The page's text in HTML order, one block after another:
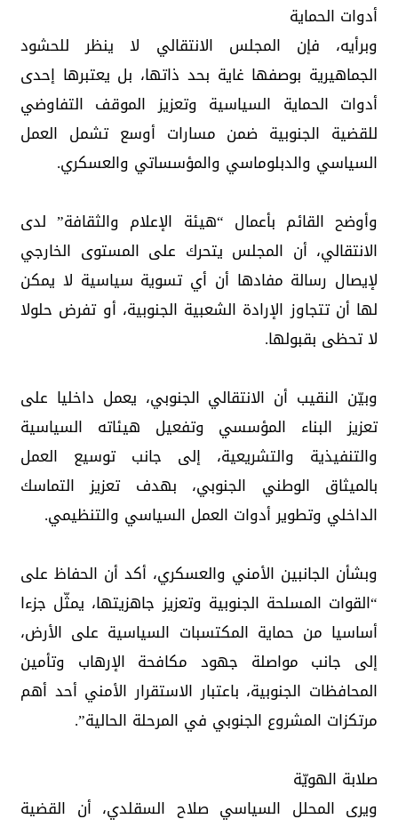
أدوات الحماية
وبرأيه، فإن المجلس الانتقالي لا ينظر للحشود
الجماهيرية بوصفها غاية بحد ذاتها، بل يعتبرها إحدى
أدوات الحماية السياسية وتعزيز الموقف التفاوضي
للقضية الجنوبية ضمن مسارات أوسع تشمل العمل
السياسي والدبلوماسي والمؤسساتي والعسكري.
وأوضح القائم بأعمال “هيئة الإعلام والثقافة” لدى
الانتقالي، أن المجلس يتحرك على المستوى الخارجي
لإيصال رسالة مفادها أن أي تسوية سياسية لا يمكن
لها أن تتجاوز الإرادة الشعبية الجنوبية، أو تفرض حلولا
لا تحظى بقبولها.
وبيّن النقيب أن الانتقالي الجنوبي، يعمل داخليا على
تعزيز البناء المؤسسي وتفعيل هيئاته السياسية
والتنفيذية والتشريعية، إلى جانب توسيع العمل
بالميثاق الوطني الجنوبي، بهدف تعزيز التماسك
الداخلي وتطوير أدوات العمل السياسي والتنظيمي.
وبشأن الجانبين الأمني والعسكري، أكد أن الحفاظ على
“القوات المسلحة الجنوبية وتعزيز جاهزيتها، يمثّل جزءا
أساسيا من حماية المكتسبات السياسية على الأرض،
إلى جانب مواصلة جهود مكافحة الإرهاب وتأمين
المحافظات الجنوبية، باعتبار الاستقرار الأمني أحد أهم
مرتكزات المشروع الجنوبي في المرحلة الحالية”.
صلابة الهويّة
ويرى المحلل السياسي صلاح السقلدي، أن القضية